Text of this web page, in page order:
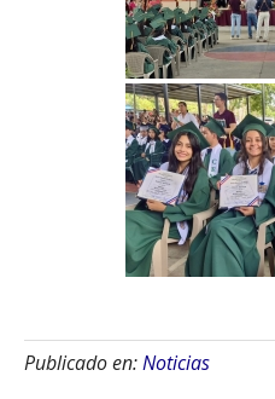
Publicado en:Noticias